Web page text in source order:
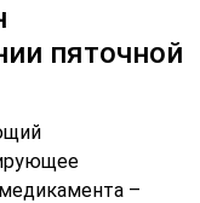
пяточной
–